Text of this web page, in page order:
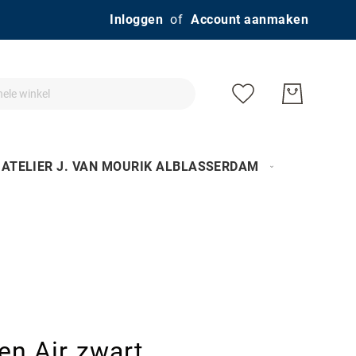
Ga
Inloggen Account aanmaken
ATELIER J. VAN MOURIK ALBLASSERDAM